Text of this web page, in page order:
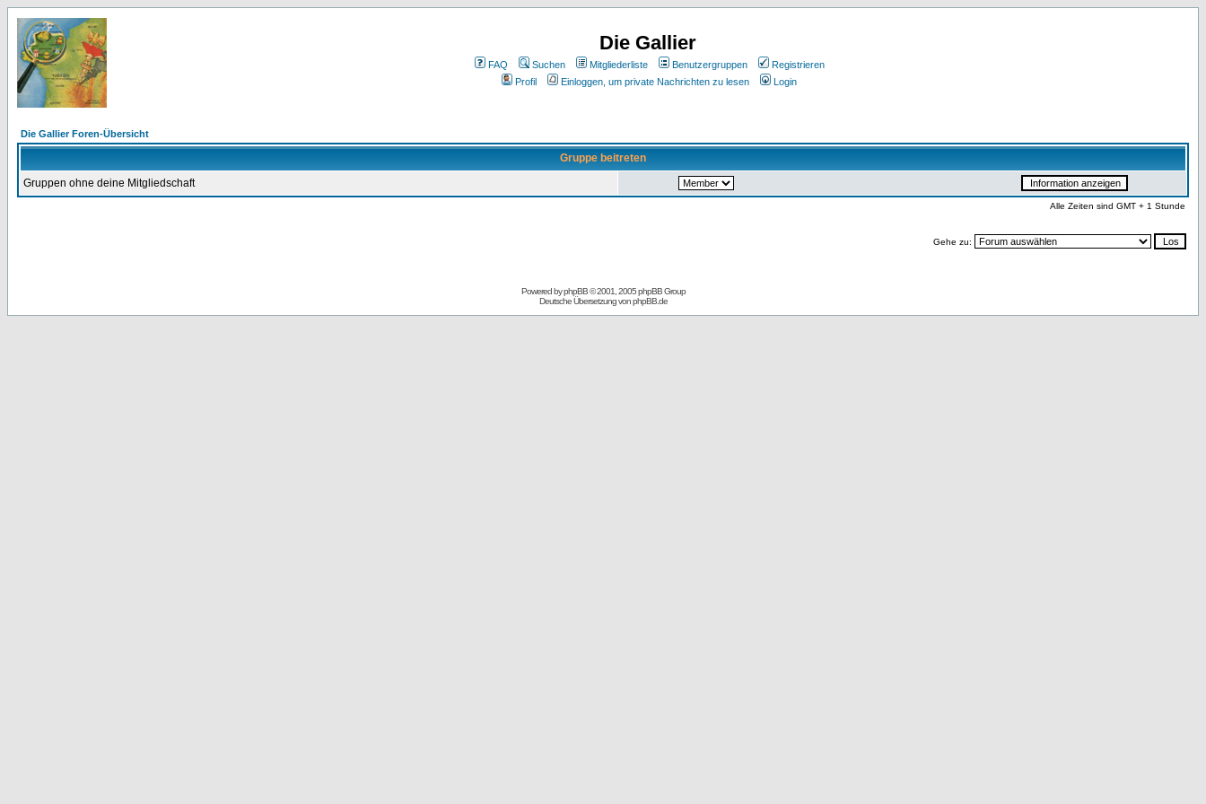
Die Gallier
FAQ Suchen Mitgliederliste Benutzergruppen
Registrieren
Profil
Einloggen, um private Nachrichten zu lesen Login
Die Gallier Foren-Übersicht
Gruppe beitreten
Gruppen ohne deine Mitgliedschaft
Alle Zeiten sind GMT + 1 Stunde
Gehe zu:
Powered byphpBB© 2001, 2005 phpBB Group
Deutsche Übersetzung vonphpBB.de